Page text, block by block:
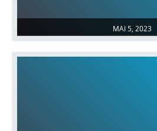
MAI 5, 2023